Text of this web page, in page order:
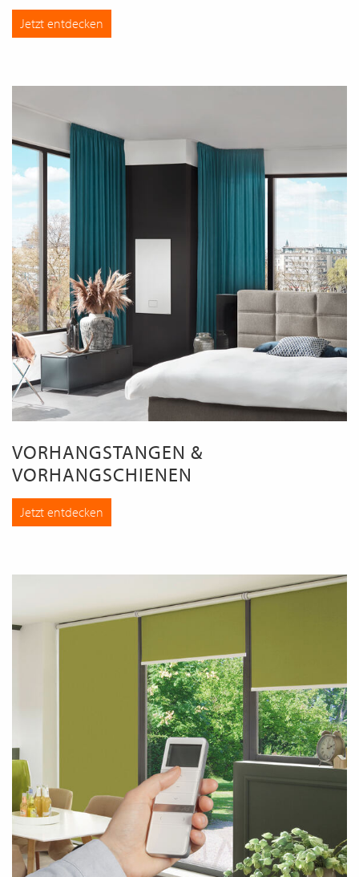
Jetzt entdecken
VORHANGSTANGEN &
VORHANGSCHIENEN
Jetzt entdecken